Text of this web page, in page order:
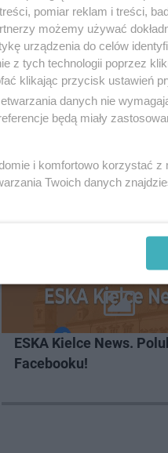
w telefonie
ESKA Kielce News.
Facebooku!
pomiar reklam i treści,
możemy używać
urządzenia do celów
z tych technologii poprzez
klikając przycisk ustawień
danych nie
będą miały
i komfortowo korzystać
Twoich danych